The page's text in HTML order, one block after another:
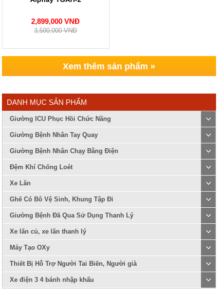
2,899,000 VNĐ
3,500,000 VNĐ
Xem thêm sản phẩm »
DANH MỤC SẢN PHẨM
Giường ICU Phục Hồi Chức Năng
Giường Bệnh Nhân Tay Quay
Giường Bệnh Nhân Chạy Bằng Điện
Đệm Khí Chống Loét
Xe Lăn
Ghế Có Bô Vệ Sinh, Khung Tập Đi
Giường Bệnh Đã Qua Sử Dụng Thanh Lý
Xe lăn củ, xe lăn thanh lý
Máy Tạo OXy
Thiết Bị Hỗ Trợ Người Tai Biến, Người già
Xe điện 3 4 bánh nhập khẩu